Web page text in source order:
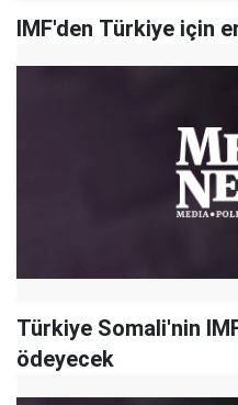
IMF'den Türkiye için
Türkiye Somali'nin
ödeyecek